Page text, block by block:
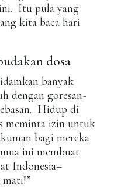
Itu pula yang
kita baca hari
dosa
banyak
dengan goresan-
Hidup di
meminta izin untuk
bagi mereka
ini membuat
Indonesia–
mati!”